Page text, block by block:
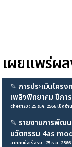
เผยแพร่ผ
✎ การประเมินโคร
เพลิงพิทยาคม ปีกา
chet120 : 25 ธ.ค. 2566 เปิดอ่า
✎ รายงานการพัฒน
นวัตกรรม 4as
สากกะเบือเรือรบ : 25 ธ.ค.